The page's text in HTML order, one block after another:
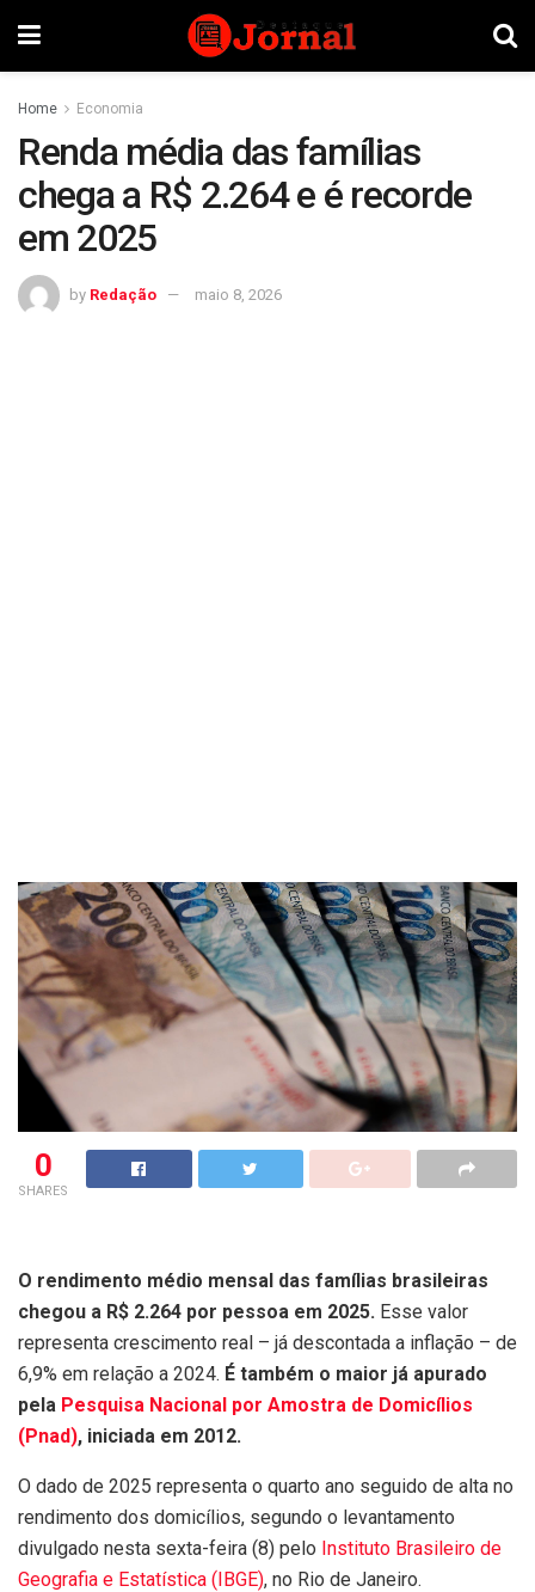
Home Economia
Renda média das famílias
chega a R$ 2.264 e é recorde
em 2025
by Redação maio 8, 2026
0
SHARES
O rendimento médio mensal das famílias brasileiras
chegou a R$ 2.264 por pessoa em 2025. Esse valor
representa crescimento real – já descontada a inflação – de
6,9% em relação a 2024. É também o maior já apurado
pela Pesquisa Nacional por Amostra de Domicílios
(Pnad), iniciada em 2012.
O dado de 2025 representa o quarto ano seguido de alta no
rendimento dos domicílios, segundo o levantamento
divulgado nesta sexta-feira (8) pelo Instituto Brasileiro de
Geografia e Estatística (IBGE), no Rio de Janeiro.